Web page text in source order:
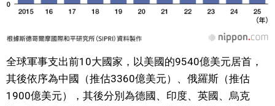
全球軍事支出前10大國家，以美國的9540億美元居首，
其後依序為中國（推估3360億美元）、俄羅斯（推估
1900億美元），其後分別為德國、印度、英國、烏克